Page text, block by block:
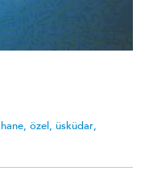
özel, üsküdar,